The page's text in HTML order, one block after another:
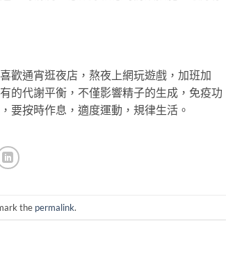
通宵逛夜店，熬夜上網玩遊戲，加班加
的代謝平衡，不僅影響精子的生成，免疫功
要按時作息，適度運動，規律生活。
the permalink.